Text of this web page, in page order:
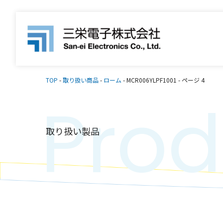
TOP -取り扱い商品- ローム -MCR006YLPF1001 - ページ 4
取り扱い製品